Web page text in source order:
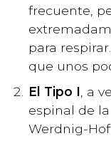
frecuente,
para
que unos
El Tipo I , a
espinal de
Werdnig-